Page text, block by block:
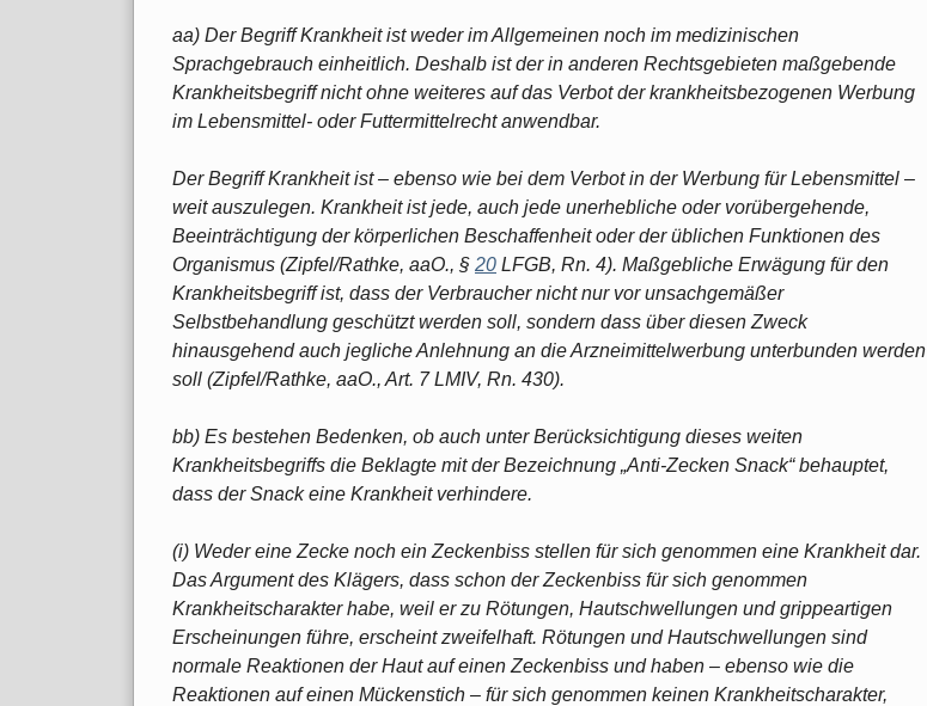
aa) Der Begriff Krankheit ist weder im Allgemeinen noch im medizinischen
Sprachgebrauch einheitlich. Deshalb ist der in anderen Rechtsgebieten maßgebende
Krankheitsbegriff nicht ohne weiteres auf das Verbot der krankheitsbezogenen Werbung
im Lebensmittel- oder Futtermittelrecht anwendbar.
Der Begriff Krankheit ist – ebenso wie bei dem Verbot in der Werbung für Lebensmittel –
weit auszulegen. Krankheit ist jede, auch jede unerhebliche oder vorübergehende,
Beeinträchtigung der körperlichen Beschaffenheit oder der üblichen Funktionen des
Organismus (Zipfel/Rathke, aaO., § 20 LFGB, Rn. 4). Maßgebliche Erwägung für den
Krankheitsbegriff ist, dass der Verbraucher nicht nur vor unsachgemäßer
Selbstbehandlung geschützt werden soll, sondern dass über diesen Zweck
hinausgehend auch jegliche Anlehnung an die Arzneimittelwerbung unterbunden werden
soll (Zipfel/Rathke, aaO., Art. 7 LMIV, Rn. 430).
bb) Es bestehen Bedenken, ob auch unter Berücksichtigung dieses weiten
Krankheitsbegriffs die Beklagte mit der Bezeichnung „Anti-Zecken Snack“ behauptet,
dass der Snack eine Krankheit verhindere.
(i) Weder eine Zecke noch ein Zeckenbiss stellen für sich genommen eine Krankheit dar.
Das Argument des Klägers, dass schon der Zeckenbiss für sich genommen
Krankheitscharakter habe, weil er zu Rötungen, Hautschwellungen und grippeartigen
Erscheinungen führe, erscheint zweifelhaft. Rötungen und Hautschwellungen sind
normale Reaktionen der Haut auf einen Zeckenbiss und haben – ebenso wie die
Reaktionen auf einen Mückenstich – für sich genommen keinen Krankheitscharakter,